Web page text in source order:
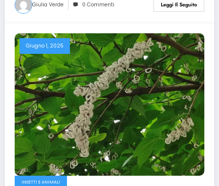
Giulia Verde 0 Commenti Leggi Il Seguito
Giugno 1, 2025
INSETTI E ANIMALI